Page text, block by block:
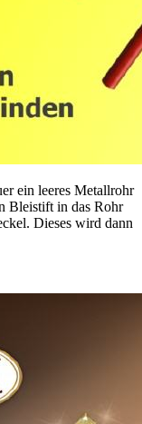
ein leeres Metallrohr
Bleistift in das Rohr
Dieses wird dann